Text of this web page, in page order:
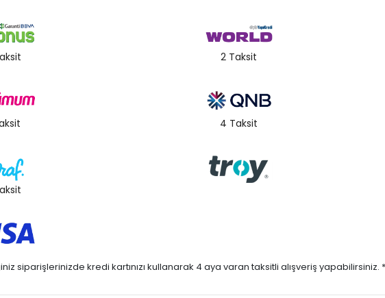
2 Taksit
4 Taksit
siparişlerinizde kredi kartınızı kullanarak 4 aya varan taksitli alışveriş yapabilirsiniz.